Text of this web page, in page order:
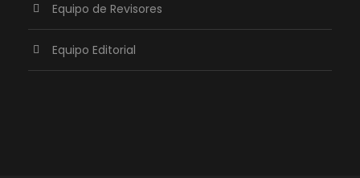
Equipo de Revisores
Equipo Editorial